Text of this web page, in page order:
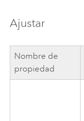
Ajustar
Nombre de
propiedad